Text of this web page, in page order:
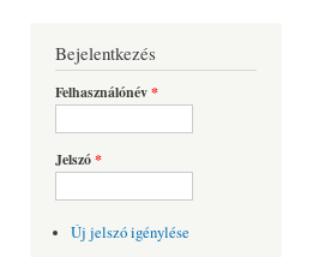
Bejelentkezés
Felhasználónév*
Jelszó*
Új jelszó igénylése